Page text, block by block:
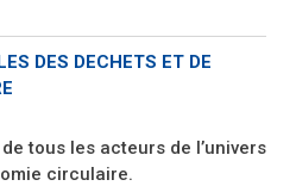
DES DECHETS ET DE
tous les acteurs de l’univers
circulaire.